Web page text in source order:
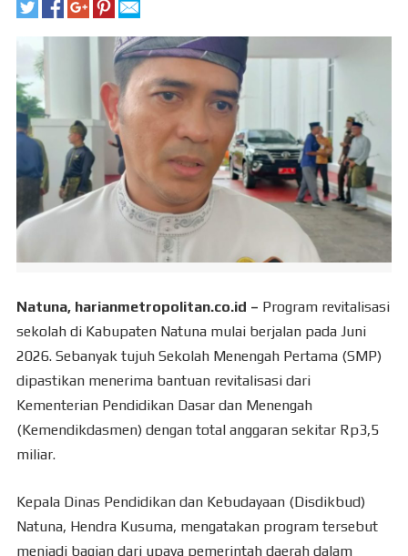
Natuna, harianmetropolitan.co.id – Program revitalisasi
sekolah di Kabupaten Natuna mulai berjalan pada Juni
2026. Sebanyak tujuh Sekolah Menengah Pertama (SMP)
dipastikan menerima bantuan revitalisasi dari
Kementerian Pendidikan Dasar dan Menengah
(Kemendikdasmen) dengan total anggaran sekitar Rp3,5
miliar.
Kepala Dinas Pendidikan dan Kebudayaan (Disdikbud)
Natuna, Hendra Kusuma, mengatakan program tersebut
menjadi bagian dari upaya pemerintah daerah dalam